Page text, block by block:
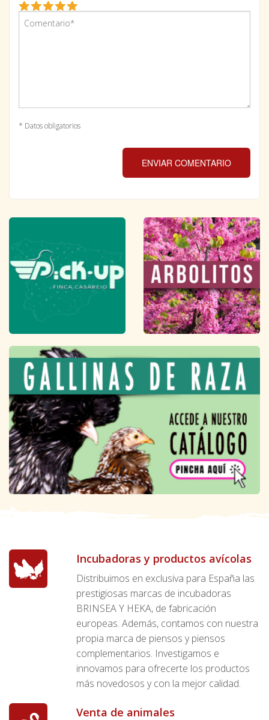
* Datos obligatorios
ENVIAR COMENTARIO
Incubadoras y productos avícolas
Distribuimos en exclusiva para España las
prestigiosas marcas de incubadoras
BRINSEA Y HEKA, de fabricación
europeas. Además, contamos con nuestra
propia marca de piensos y piensos
complementarios. Investigamos e
innovamos para ofrecerte los productos
más novedosos y con la mejor calidad.
Venta de animales